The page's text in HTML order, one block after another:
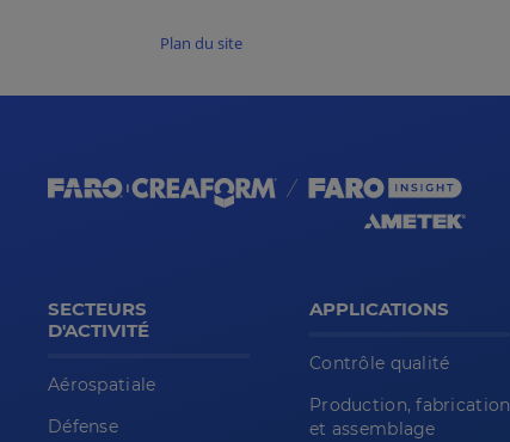
Plan du site
SECTEURS
D'ACTIVITÉ
Aérospatiale
Défense
APPLICATIONS
Contrôle qualité
Production, fabrication
et assemblage